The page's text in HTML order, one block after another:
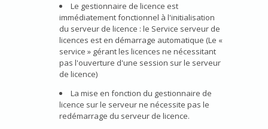
Le gestionnaire de licence est
immédiatement fonctionnel à l'initialisation
du serveur de licence : le Service serveur de
licences est en démarrage automatique (Le «
service » gérant les licences ne nécessitant
pas l'ouverture d'une session sur le serveur
de licence)
La mise en fonction du gestionnaire de
licence sur le serveur ne nécessite pas le
redémarrage du serveur de licence.